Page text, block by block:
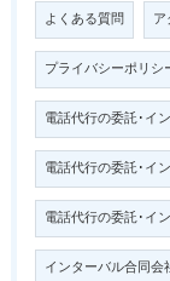
よくある質問
プライバシーポリシ
電話代行の委託･イ
電話代行の委託･イ
電話代行の委託･イ
インターバル合同会